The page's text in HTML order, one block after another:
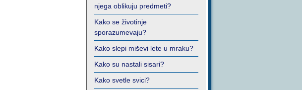
njega oblikuju predmeti?
Kako se životinje
sporazumevaju?
Kako slepi miševi lete u mraku?
Kako su nastali sisari?
Kako svetle svici?